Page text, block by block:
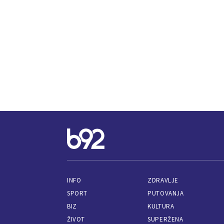
INFO
SPORT
BIZ
ŽIVOT
ZDRAVLJE
PUTOVANJA
KULTURA
SUPERŽENA